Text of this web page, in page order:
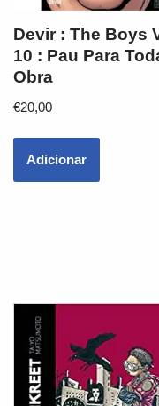
Devir : The Boys
10 : Pau Para
Obra
€20,00
Adicionar